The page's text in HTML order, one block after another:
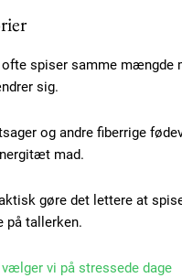
ofte spiser samme
sig.
og andre fiberrige
mad.
gøre det lettere at
på tallerken.
vi på stressede dage